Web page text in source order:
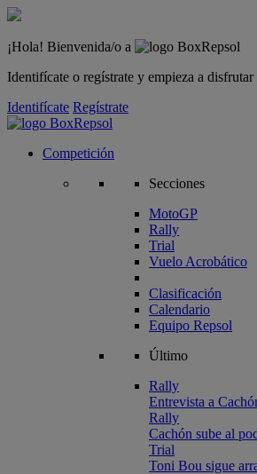
¡Hola! Bienvenida/o a
Identifícate o regístrate y empieza a
Identifícate Regístrate
Competición
Secciones
MotoGP
Rally
Trial
Vuelo Acrobático
Clasificación
Calendario
Equipo Repsol
Último
Rally
Entrevista a
Rally
Cachón sube al
Trial
Toni Bou sigue